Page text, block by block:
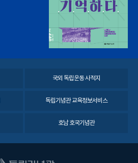
국외 독립운동 사적지
독립기념관 교육정보서비스
호남 호국기념관